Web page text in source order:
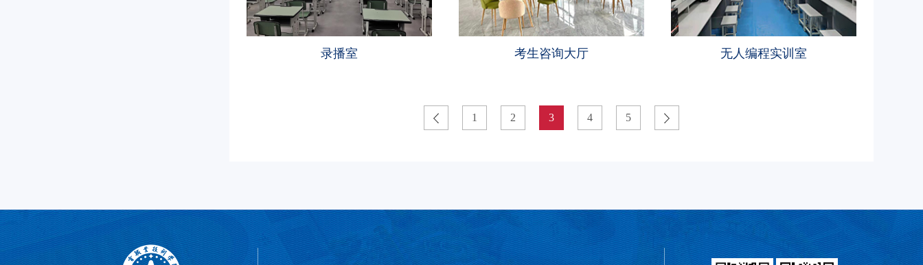
录播室 考生咨询大厅 无人编程实训室
1 2 3 4 5